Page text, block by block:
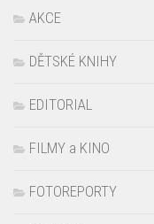
AKCE
DĚTSKÉ KNIHY
EDITORIAL
FILMY a KINO
FOTOREPORTY